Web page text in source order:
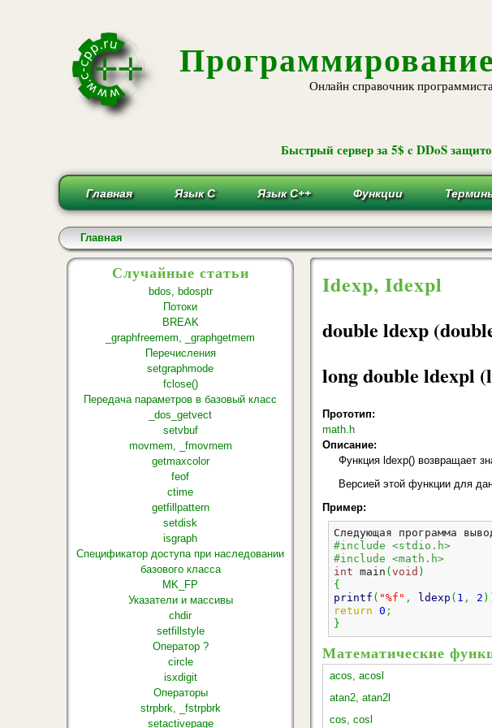
Онлайн справочник
Быстрый сервер за 5$ c DDoS
Главная Язык С Язык С++ Функции
Вы здесь
Главная
Случайные статьи
bdos, bdosptr
Потоки
BREAK
_graphfreemem, _graphgetmem
Перечисления
setgraphmode
fclose()
Передача параметров в базовый класс
_dos_getvect
setvbuf
movmem, _fmovmem
getmaxcolor
feof
ctime
getfillpattern
setdisk
isgraph
Спецификатор доступа при наследовании
базового класса
MK_FP
Указатели и массивы
chdir
setfillstyle
Оператор ?
circle
isxdigit
Операторы
strpbrk, _fstrpbrk
setactivepage
Idexp, Idexpl
double ldexp
long double ldexpl
Прототип:
math.h
Описание:
Функция ldexp() возвращает
Версией этой функции для
Пример:
Следующая программа
#include <stdio.h>
#include <math.h>
int main ( void )
{
printf ( "%f" , ldexp ( 1 , 2 )
return 0 ;
}
Математические
acos, acosl
atan2, atan2l
cos, cosl